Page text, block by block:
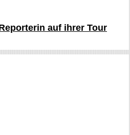
auf ihrer Tour